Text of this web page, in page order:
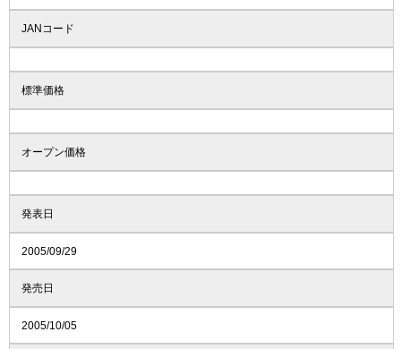
JANコード
標準価格
オープン価格
発表日
2005/09/29
発売日
2005/10/05